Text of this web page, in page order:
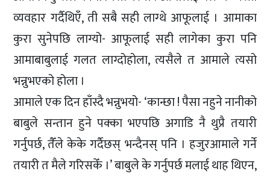
व्यवहार गर्दैथिएँ, ती सबै सही लाग्थे आफूलाई । आमाका
कुरा सुनेपछि लाग्यो- आफूलाई सही लागेका कुरा पनि
आमाबाबुलाई गलत लाग्दोहोला, त्यसैले त आमाले त्यसो
भन्नुभएको होला ।
आमाले एक दिन हाँस्दै भन्नुभयो- ‘कान्छा ! पैसा नहुने नानीको
बाबुले सन्तान हुने पक्का भएपछि अगाडि नै थुप्रै तयारी
गर्नुपर्छ, तैँले केके गर्दैछस् भन्दैनस् पनि । हजुरआमाले गर्ने
तयारी त मैले गरिसकेँ ।’ बाबुले के गर्नुपर्छ मलाई थाह थिएन,